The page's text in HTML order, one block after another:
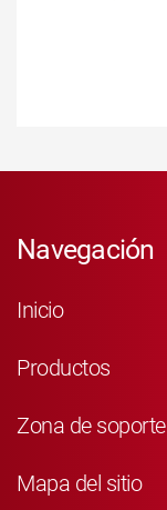
Navegación
Inicio
Productos
Zona de soporte
Mapa del sitio